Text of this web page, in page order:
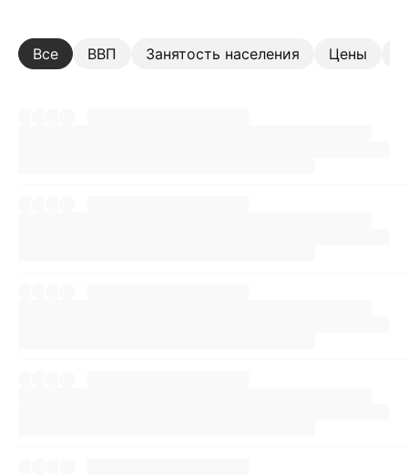
Все ВВП Занятость населения Цены